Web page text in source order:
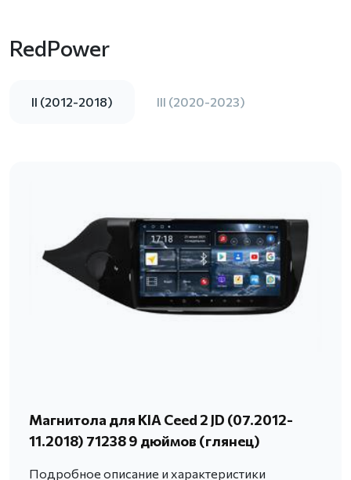
RedPower
II (2012-2018) III (2020-2023)
Магнитола для KIA Ceed 2 JD (07.2012-
11.2018) 71238 9 дюймов (глянец)
Подробное описание и характеристики